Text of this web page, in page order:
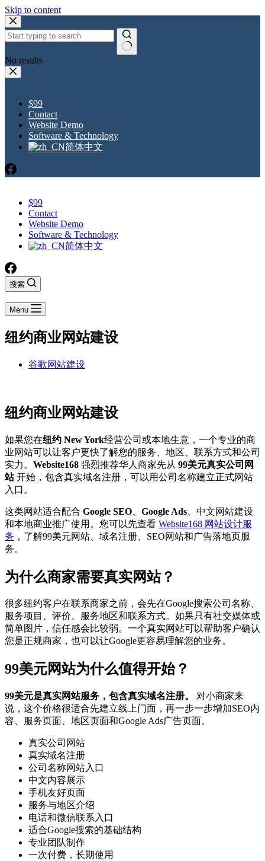
Skip to content
No results
$99
Contact
Website Demo
Software & Technology
简体中文
$99
Contact
Website Demo
Software & Technology
简体中文
搜索
Menu
纽约商业网站建设
谷歌网站建设
纽约商业网站建设
如果您在纽约 New York经营公司或本地生意，一个专业的商
业网站可以让客户更快了解您的服务、地区、联系方式和公司
实力。 Website168 强烈推荐华人商家先从 99美元真实公司网
站开始，包含真实域名注册，可以用公司名称建立正式网站
入口。
这类网站适合配合 Google SEO Google Ads 、中文网站建设
和本地商业推广使用。您可以先查看 Website168 网站设计服
务 ，了解99美元网站、域名注册、SEO网站和广告落地页服
务。
为什么商家需要真实网站？
很多纽约客户在联系商家之前，会先在Google搜索公司名称、
服务项目、评价、服务地区和联系方式。如果只有社交媒体或
简单图片，信任感会比较弱。一个真实网站可以帮助客户确认
您是正规商家，也可以让Google更容易理解您的业务。
99美元网站为什么值得开始？
99美元是真实网站服务，包含真实域名注册。
对小商家来
说，这个价格很适合先建立线上门面，再一步一步增加SEO内
容、服务页面、地区页面和Google Ads广告页面。
真实公司网站
真实域名注册
公司名称网站入口
中文内容展示
手机友好页面
服务与地区介绍
电话和微信联系入口
适合Google搜索的基础结构
专业团队制作
一次付费，长期使用